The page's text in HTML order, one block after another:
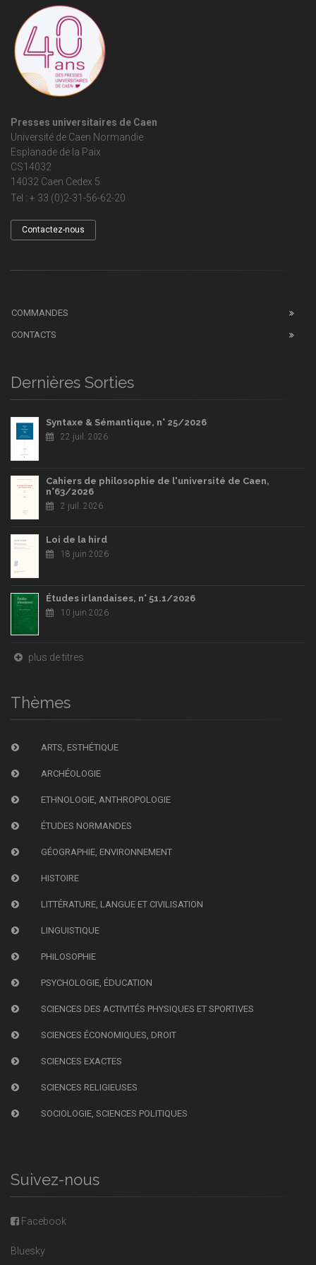
Presses universitaires de Caen
Université de Caen Normandie
Esplanade de la Paix
CS14032
14032 Caen Cedex 5
Tel : + 33 (0)2-31-56-62-20
Contactez-nous
COMMANDES
CONTACTS
Dernières Sorties
Syntaxe & Sémantique, n° 25/2026
22 juil. 2026
Cahiers de philosophie de l'université de Caen,
n°63/2026
2 juil. 2026
Loi de la hird
18 juin 2026
Études irlandaises, n° 51.1/2026
10 juin 2026
plus de titres
Thèmes
ARTS, ESTHÉTIQUE
ARCHÉOLOGIE
ETHNOLOGIE, ANTHROPOLOGIE
ÉTUDES NORMANDES
GÉOGRAPHIE, ENVIRONNEMENT
HISTOIRE
LITTÉRATURE, LANGUE ET CIVILISATION
LINGUISTIQUE
PHILOSOPHIE
PSYCHOLOGIE, ÉDUCATION
SCIENCES DES ACTIVITÉS PHYSIQUES ET SPORTIVES
SCIENCES ÉCONOMIQUES, DROIT
SCIENCES EXACTES
SCIENCES RELIGIEUSES
SOCIOLOGIE, SCIENCES POLITIQUES
Suivez-nous
Facebook
Bluesky